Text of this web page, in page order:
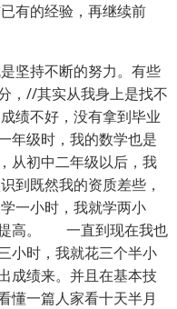
有的经验，再继续前
坚持不断的努力。有些
，//其实从我身上是找不
绩不好，没有拿到毕业
年级时，我的数学也是
从初中二年级以后，我
到既然我的资质差些，
一小时，我就学两小
提高。 一直到现在我也
小时，我就花三个半小
成绩来。并且在基本技
懂一篇人家看十天半月